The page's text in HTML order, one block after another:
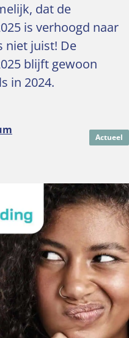
dat de
is verhoogd naar
niet juist! De
blijft gewoon
in 2024.
Actueel